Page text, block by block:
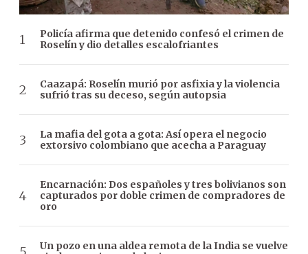
Policía afirma que detenido confesó el crimen de
Roselín y dio detalles escalofriantes
Caazapá: Roselín murió por asfixia y la violencia
sufrió tras su deceso, según autopsia
La mafia del gota a gota: Así opera el negocio
extorsivo colombiano que acecha a Paraguay
Encarnación: Dos españoles y tres bolivianos son
capturados por doble crimen de compradores de
oro
Un pozo en una aldea remota de la India se vuelve